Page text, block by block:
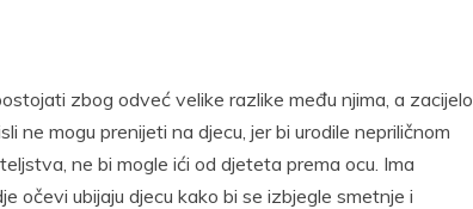
zbog odveć velike razlike među njima, a zacijelo
ne mogu prenijeti na djecu, jer bi urodile nepriličnom
ne bi mogle ići od djeteta prema ocu. Ima
očevi ubijaju djecu kako bi se izbjegle smetnje i